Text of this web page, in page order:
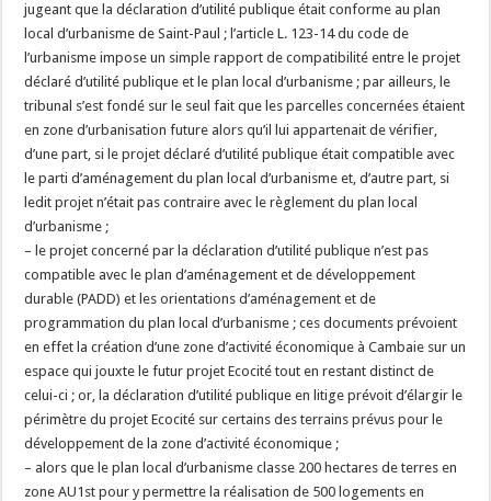
jugeant que la déclaration d’utilité publique était conforme au plan
local d’urbanisme de Saint-Paul ; l’article L. 123-14 du code de
l’urbanisme impose un simple rapport de compatibilité entre le projet
déclaré d’utilité publique et le plan local d’urbanisme ; par ailleurs, le
tribunal s’est fondé sur le seul fait que les parcelles concernées étaient
en zone d’urbanisation future alors qu’il lui appartenait de vérifier,
d’une part, si le projet déclaré d’utilité publique était compatible avec
le parti d’aménagement du plan local d’urbanisme et, d’autre part, si
ledit projet n’était pas contraire avec le règlement du plan local
d’urbanisme ;
– le projet concerné par la déclaration d’utilité publique n’est pas
compatible avec le plan d’aménagement et de développement
durable (PADD) et les orientations d’aménagement et de
programmation du plan local d’urbanisme ; ces documents prévoient
en effet la création d’une zone d’activité économique à Cambaie sur un
espace qui jouxte le futur projet Ecocité tout en restant distinct de
celui-ci ; or, la déclaration d’utilité publique en litige prévoit d’élargir le
périmètre du projet Ecocité sur certains des terrains prévus pour le
développement de la zone d’activité économique ;
– alors que le plan local d’urbanisme classe 200 hectares de terres en
zone AU1st pour y permettre la réalisation de 500 logements en